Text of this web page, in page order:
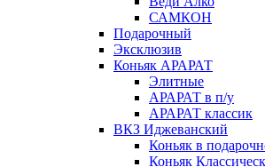
САМКОН
Подарочный
Эксклюзив
Коньяк АРАРАТ
Элитные
АРАРАТ в п/у
АРАРАТ классик
ВКЗ Иджеванский
Коньяк в
Коньяк